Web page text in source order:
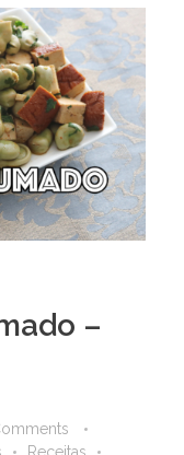
–
Receitas